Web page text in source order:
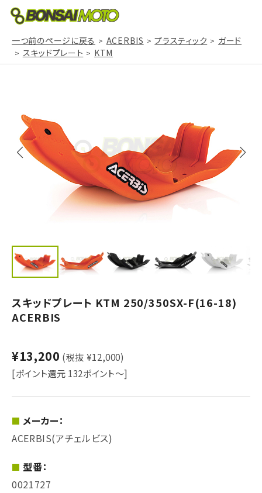
一つ前のページに戻る ACERBIS プラスティック
ガード
スキッドプレート
KTM
スキッドプレート KTM 250/350SX-F(16-18)
ACERBIS
¥13,200 (税抜 ¥12,000)
[ポイント還元 132ポイント～]
メーカー：
ACERBIS(アチェルビス)
型番：
0021727